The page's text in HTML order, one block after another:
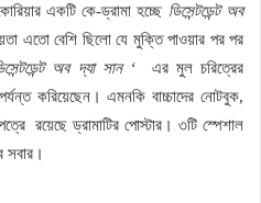
একটি কে-ড্রামা হচ্ছে ডিসেন্টডেন্ট অব
এতো বেশি ছিলো যে মুক্তি পাওয়ার পর পর
অব দ্যা সান ‘
এর মুল চরিত্রের
করিয়েছেন। এমনকি বাচ্চাদের নোটবুক,
রয়েছে ড্রামাটির পোস্টার। ৩টি স্পেশাল
সবার।